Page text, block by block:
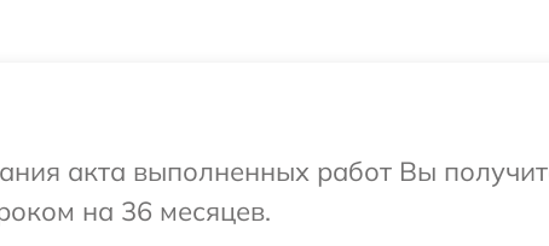
акта выполненных работ Вы
на 36 месяцев.